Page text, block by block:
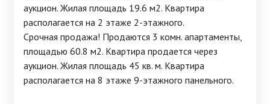
аукцион. Жилая площадь 19.6 м2. Квартира
располагается на 2 этаже 2-этажного.
Срочная продажа! Продаются 3 комн. апартаменты,
площадью 60.8 м2. Квартира продается через
аукцион. Жилая площадь 45 кв. м. Квартира
располагается на 8 этаже 9-этажного панельного.